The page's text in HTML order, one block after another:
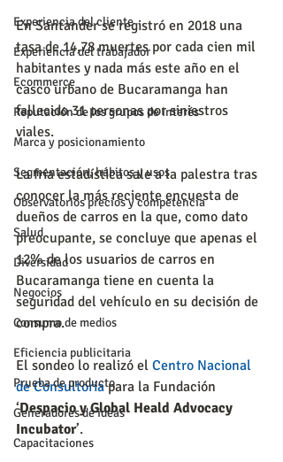
Experiencia del cliente
Experiencia del trabajador
Ecommerce
Reputación de los grupos de interés
Marca y posicionamiento
Segmentación, hábitos y usos
Observatorios precios y competencia
Salud
Diversidad
Negocios
Consumo de medios
Eficiencia publicitaria
Prueba de producto
Generadores de ideas
Capacitaciones
En Santander se registró en 2018 una
tasa de 14,78 muertes por cada cien mil
habitantes y nada más este año en el
casco urbano de Bucaramanga han
fallecido 31 personas por siniestros
viales.
La fría estadística sale a la palestra tras
conocer la más reciente encuesta de
dueños de carros en la que, como dato
preocupante, se concluye que apenas el
12% de los usuarios de carros en
Bucaramanga tiene en cuenta la
seguridad del vehículo en su decisión de
compra.
El sondeo lo realizó el Centro Nacional
de Consultoría para la Fundación
‘Despacio y Global Heald Advocacy
Incubator’.